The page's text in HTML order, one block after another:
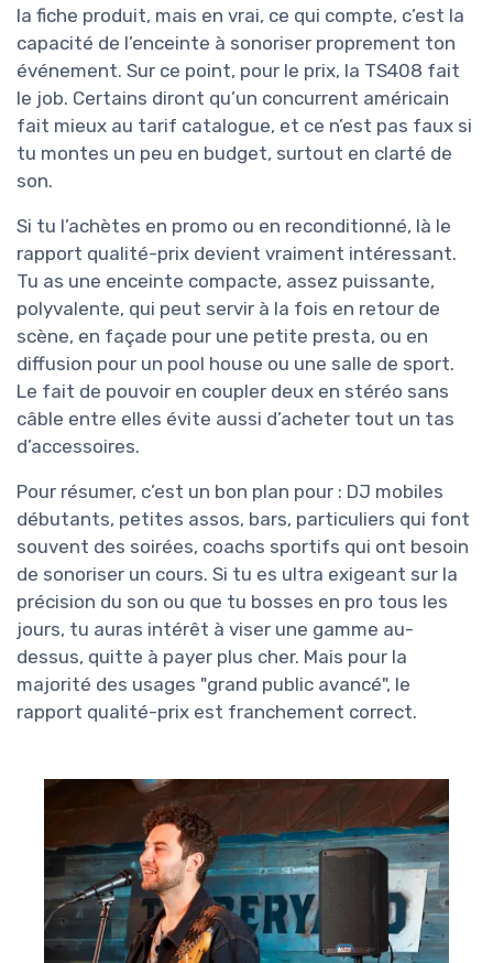
la fiche produit, mais en vrai, ce qui compte, c’est la
capacité de l’enceinte à sonoriser proprement ton
événement. Sur ce point, pour le prix, la TS408 fait
le job. Certains diront qu’un concurrent américain
fait mieux au tarif catalogue, et ce n’est pas faux si
tu montes un peu en budget, surtout en clarté de
son.
Si tu l’achètes en promo ou en reconditionné, là le
rapport qualité-prix devient vraiment intéressant.
Tu as une enceinte compacte, assez puissante,
polyvalente, qui peut servir à la fois en retour de
scène, en façade pour une petite presta, ou en
diffusion pour un pool house ou une salle de sport.
Le fait de pouvoir en coupler deux en stéréo sans
câble entre elles évite aussi d’acheter tout un tas
d’accessoires.
Pour résumer, c’est un bon plan pour : DJ mobiles
débutants, petites assos, bars, particuliers qui font
souvent des soirées, coachs sportifs qui ont besoin
de sonoriser un cours. Si tu es ultra exigeant sur la
précision du son ou que tu bosses en pro tous les
jours, tu auras intérêt à viser une gamme au-
dessus, quitte à payer plus cher. Mais pour la
majorité des usages "grand public avancé", le
rapport qualité-prix est franchement correct.